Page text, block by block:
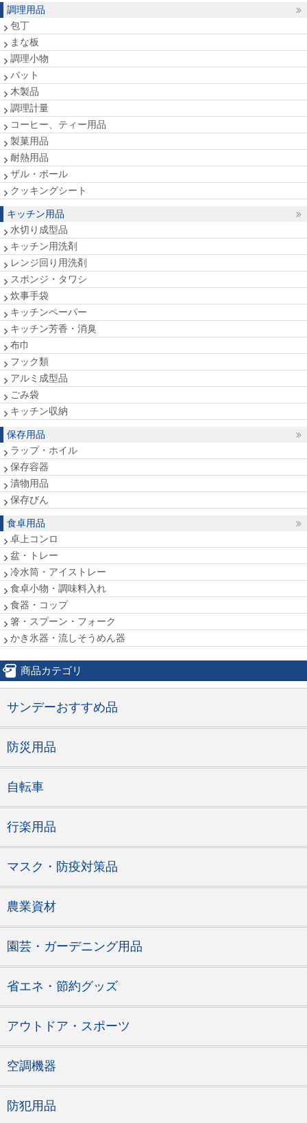
調理用品
包丁
まな板
調理小物
バット
木製品
調理計量
コーヒー、ティー用品
製菓用品
耐熱用品
ザル・ボール
クッキングシート
キッチン用品
水切り成型品
キッチン用洗剤
レンジ回り用洗剤
スポンジ・タワシ
炊事手袋
キッチンペーパー
キッチン芳香・消臭
布巾
フック類
アルミ成型品
ごみ袋
キッチン収納
保存用品
ラップ・ホイル
保存容器
漬物用品
保存びん
食卓用品
卓上コンロ
盆・トレー
冷水筒・アイストレー
食卓小物・調味料入れ
食器・コップ
箸・スプーン・フォーク
かき氷器・流しそうめん器
商品カテゴリ
サンデーおすすめ品
防災用品
自転車
行楽用品
マスク・防疫対策品
農業資材
園芸・ガーデニング用品
省エネ・節約グッズ
アウトドア・スポーツ
空調機器
防犯用品